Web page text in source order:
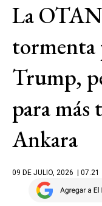
La
tormenta
Trump,
para más
Ankara
09 DE JULIO, 2026 | 07.21